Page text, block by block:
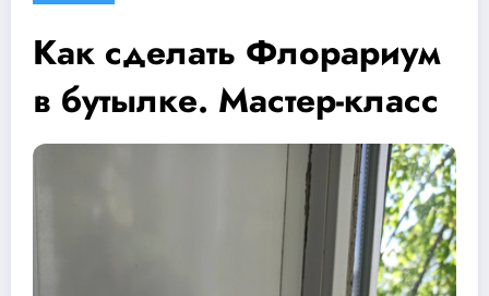
Как сделать Флорариум
в бутылке. Мастер-класс